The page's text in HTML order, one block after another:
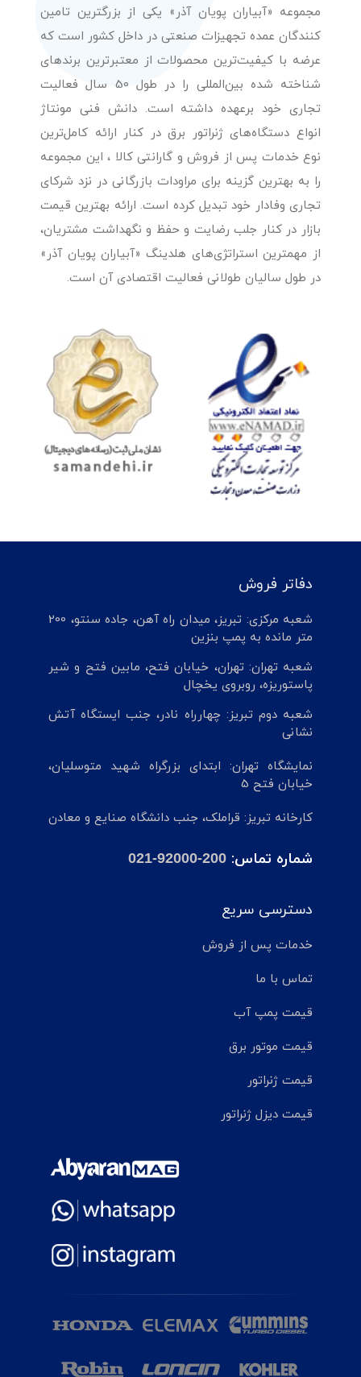
مجموعه «آبیاران پویان آذر» یکی از بزرگترین تامین
کنندگان عمده تجهیزات صنعتی در داخل کشور است که
عرضه با کیفیت‌ترین محصولات از معتبرترین برندهای
شناخته شده بین‌المللی را در طول 50 سال فعالیت
تجاری خود برعهده داشته است. دانش فنی مونتاژ
انواع دستگاه‌های ژنراتور برق در کنار ارائه کامل‌ترین
نوع خدمات پس از فروش و گارانتی کالا ، این مجموعه
را به بهترین گزینه برای مراودات بازرگانی در نزد شرکای
تجاری وفادار خود تبدیل کرده است. ارائه بهترین قیمت
بازار در کنار جلب رضایت و حفظ و نگهداشت مشتریان،
از مهمترین استراتژی‌های هلدینگ «آبیاران پویان آذر»
در طول سالیان طولانی فعالیت اقتصادی آن است.
دفاتر فروش
شعبه مرکزی: تبریز، میدان راه آهن، جاده سنتو، 200
متر مانده به پمپ بنزین
شعبه تهران: تهران، خیابان فتح، مابین فتح و شیر
پاستوریزه، روبروی یخچال
شعبه دوم تبریز: چهارراه نادر، جنب ایستگاه آتش
نشانی
نمایشگاه تهران: ابتدای بزرگراه شهید متوسلیان،
خیابان فتح 5
کارخانه تبریز: قراملک، جنب دانشگاه صنایع و معادن
شماره تماس: 021-92000-200
دسترسی سریع
خدمات پس از فروش
تماس با ما
قیمت پمپ آب
قیمت موتور برق
قیمت ژنراتور
قیمت دیزل ژنراتور